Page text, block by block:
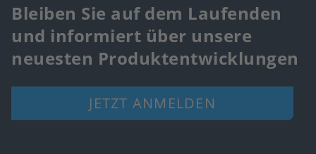
Bleiben Sie auf dem Laufenden
und informiert über unsere
neuesten Produktentwicklungen
JETZT ANMELDEN